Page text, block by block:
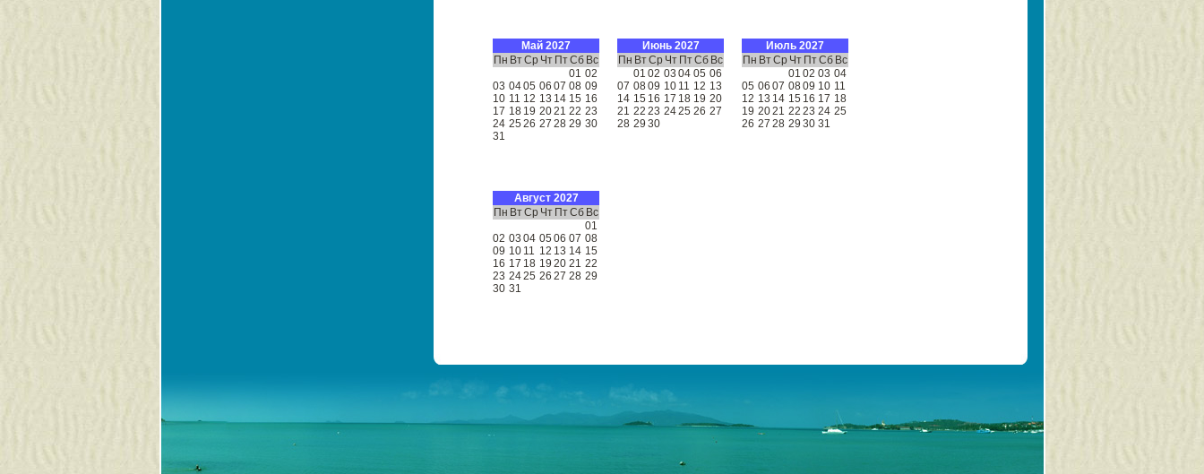
Май 2027
Пн ВтСр Чт ПтСб Вс
01 02
03 0405 06 07 08 09
10 11 12 13 14 15 16
17 18 19 2021 22 23
24 25 26 27 28 29 30
31
Июнь 2027
Пн ВтСр Чт ПтСб Вс
01 02 03 04 05 06
07 0809 10 11 12 13
14 15 16 17 18 19 20
21 22 23 2425 26 27
28 29 30
Июль 2027
Пн ВтСр Чт ПтСб Вс
01 02 03 04
05 06 07 0809 10 11
12 13 14 15 16 17 18
19 2021 22 23 24 25
26 27 28 29 30 31
Август 2027
Пн ВтСр Чт ПтСб Вс
01
02 03 04 05 06 07 08
09 10 11 12 13 14 15
16 17 18 19 20 21 22
23 2425 26 27 28 29
30 31